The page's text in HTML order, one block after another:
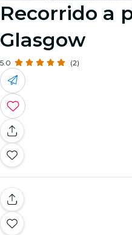
Recorrido a
Glasgow
5.0 (2)